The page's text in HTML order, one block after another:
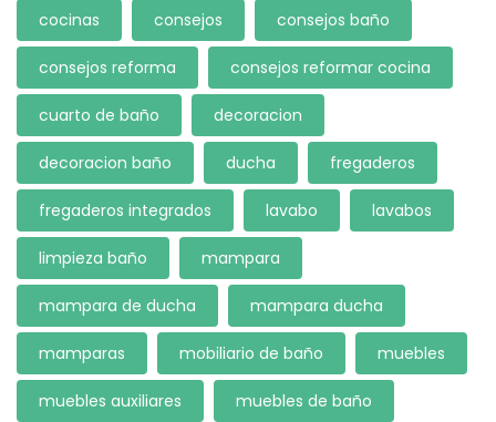
cocinas consejos consejos baño
consejos reforma consejos reformar cocina
cuarto de baño decoracion
decoracion baño ducha fregaderos
fregaderos integrados lavabo lavabos
limpieza baño mampara
mampara de ducha mampara ducha
mamparas mobiliario de baño muebles
muebles auxiliares muebles de baño